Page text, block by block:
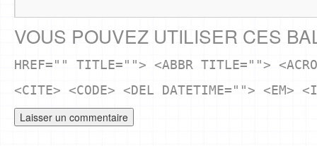
VOUS POUVEZ UTILISER CES
HREF="" TITLE=""> <ABBR TITLE="">
<CITE> <CODE> <DEL DATETIME=""> <EM>